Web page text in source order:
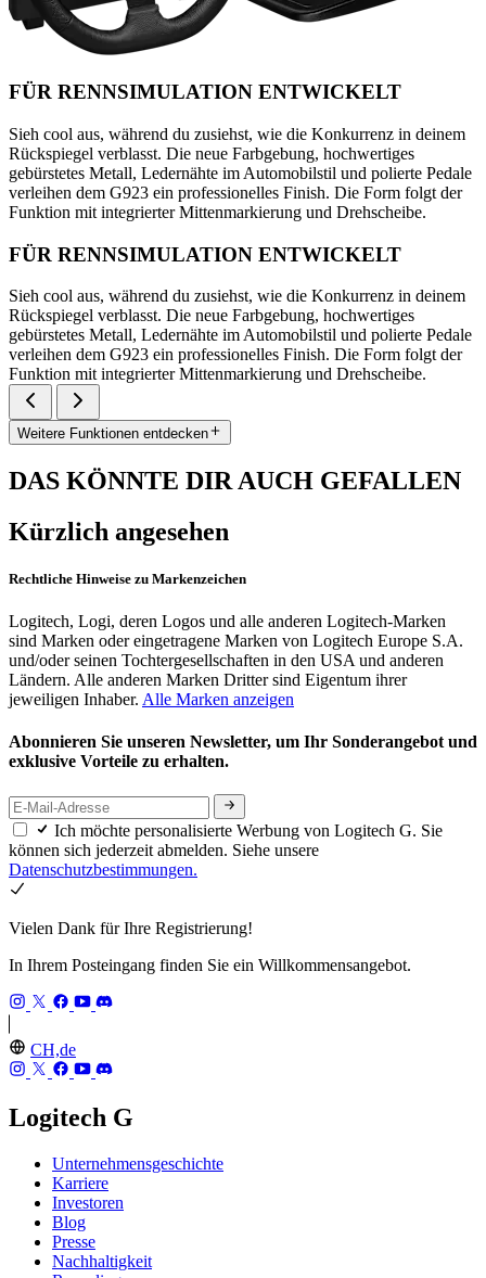
FÜR RENNSIMULATION ENTWICKELT
Sieh cool aus, während du zusiehst, wie die Konkurrenz in deinem
Rückspiegel verblasst. Die neue Farbgebung, hochwertiges
gebürstetes Metall, Ledernähte im Automobilstil und polierte Pedale
verleihen dem G923 ein professionelles Finish. Die Form folgt der
Funktion mit integrierter Mittenmarkierung und Drehscheibe.
FÜR RENNSIMULATION ENTWICKELT
Sieh cool aus, während du zusiehst, wie die Konkurrenz in deinem
Rückspiegel verblasst. Die neue Farbgebung, hochwertiges
gebürstetes Metall, Ledernähte im Automobilstil und polierte Pedale
verleihen dem G923 ein professionelles Finish. Die Form folgt der
Funktion mit integrierter Mittenmarkierung und Drehscheibe.
Weitere Funktionen entdecken
DAS KÖNNTE DIR AUCH GEFALLEN
Kürzlich angesehen
Rechtliche Hinweise zu Markenzeichen
Logitech, Logi, deren Logos und alle anderen Logitech-Marken
sind Marken oder eingetragene Marken von Logitech Europe S.A.
und/oder seinen Tochtergesellschaften in den USA und anderen
Ländern. Alle anderen Marken Dritter sind Eigentum ihrer
jeweiligen Inhaber. Alle Marken anzeigen
Abonnieren Sie unseren Newsletter, um Ihr Sonderangebot und
exklusive Vorteile zu erhalten.
Ich möchte personalisierte Werbung von Logitech G. Sie
können sich jederzeit abmelden. Siehe unsere
Datenschutzbestimmungen.
Vielen Dank für Ihre Registrierung!
In Ihrem Posteingang finden Sie ein Willkommensangebot.
CH,de
Logitech G
Unternehmensgeschichte
Karriere
Investoren
Blog
Presse
Nachhaltigkeit